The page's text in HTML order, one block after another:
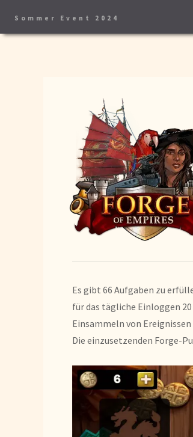
Sommer Event 2024
Es gibt 66 Aufgaben zu
für das tägliche Einloggen
Einsammeln von
Die einzusetzenden Forge-